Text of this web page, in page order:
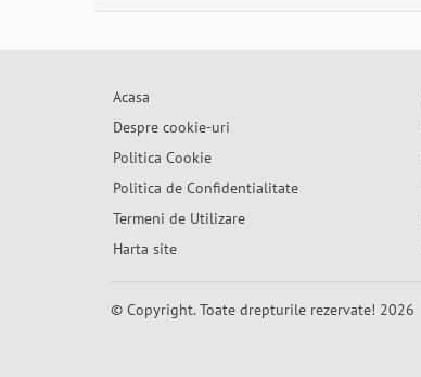
Acasa
Despre cookie-uri
Politica Cookie
Politica de Confidentialitate
Termeni de Utilizare
Harta site
© Copyright. Toate drepturile rezervate! 2026